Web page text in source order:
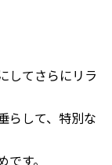
してさらにリラ
らして、特別な
す。